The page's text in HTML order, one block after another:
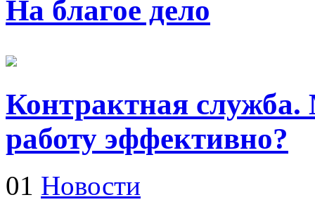
На благое дело
Контрактная
работу эффективно?
01 Новости